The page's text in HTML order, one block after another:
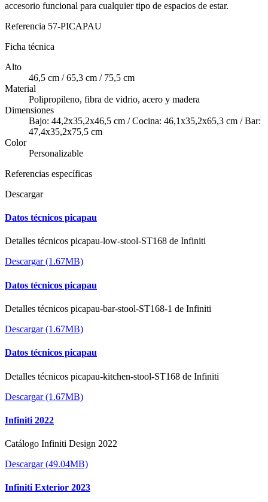
accesorio funcional para cualquier tipo de espacios de estar.
Referencia 57-PICAPAU
Ficha técnica
Alto
46,5 cm / 65,3 cm / 75,5 cm
Material
Polipropileno, fibra de vidrio, acero y madera
Dimensiones
Bajo: 44,2x35,2x46,5 cm / Cocina: 46,1x35,2x65,3 cm / Bar:
47,4x35,2x75,5 cm
Color
Personalizable
Referencias específicas
Descargar
Datos técnicos picapau
Detalles técnicos picapau-low-stool-ST168 de Infiniti
Descargar (1.67MB)
Datos técnicos picapau
Detalles técnicos picapau-bar-stool-ST168-1 de Infiniti
Descargar (1.67MB)
Datos técnicos picapau
Detalles técnicos picapau-kitchen-stool-ST168 de Infiniti
Descargar (1.67MB)
Infiniti 2022
Catálogo Infiniti Design 2022
Descargar (49.04MB)
Infiniti Exterior 2023